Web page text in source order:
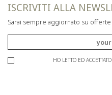
ISCRIVITI ALLA
Sarai sempre aggiornato su
HO LETTO ED